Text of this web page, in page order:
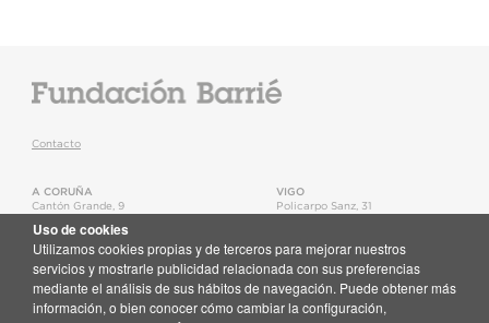
Contacto
A CORUÑA
Cantón Grande, 9
T.+34 981 22 15 25
Mapa
VIGO
Policarpo Sanz, 31
Mapa
Recibe no teu correo toda a actualidade da Fundación Barrié
Uso de cookies
Utilizamos cookies propias y de terceros para mejorar nuestros
servicios y mostrarle publicidad relacionada con sus preferencias
mediante el análisis de sus hábitos de navegación. Puede obtener más
información, o bien conocer cómo cambiar la configuración,